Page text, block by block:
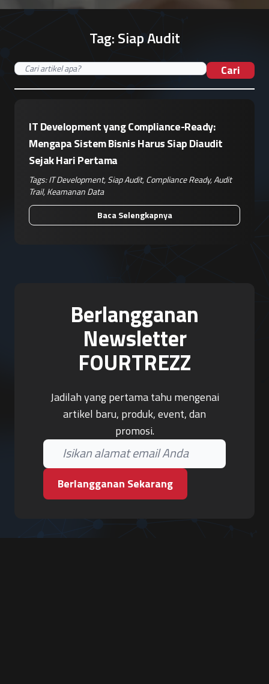
Tag:Siap Audit
Cari
IT Development yang Compliance-Ready:
Mengapa Sistem Bisnis Harus Siap Diaudit
Sejak Hari Pertama
Tags:IT Development,Siap Audit,Compliance Ready,Audit
Trail,Keamanan Data
Baca Selengkapnya
Berlangganan
Newsletter
FOURTREZZ
Jadilah yang pertama tahu mengenai
artikel baru, produk, event, dan
promosi.
Berlangganan Sekarang